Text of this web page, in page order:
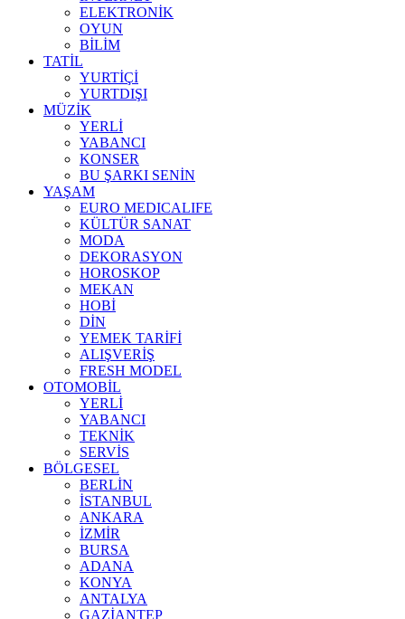
ELEKTRONİK
OYUN
BİLİM
TATİL
YURTİÇİ
YURTDIŞI
MÜZİK
YERLİ
YABANCI
KONSER
BU ŞARKI SENİN
YAŞAM
EURO MEDICALIFE
KÜLTÜR SANAT
MODA
DEKORASYON
HOROSKOP
MEKAN
HOBİ
DİN
YEMEK TARİFİ
ALIŞVERİŞ
FRESH MODEL
OTOMOBİL
YERLİ
YABANCI
TEKNİK
SERVİS
BÖLGESEL
BERLİN
İSTANBUL
ANKARA
İZMİR
BURSA
ADANA
KONYA
ANTALYA
GAZİANTEP